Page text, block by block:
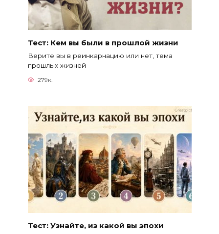
Тест: Кем вы были в прошлой жизни
Верите вы в реинкарнацию или нет, тема
прошлых жизней
279к.
Тест: Узнайте, из какой вы эпохи